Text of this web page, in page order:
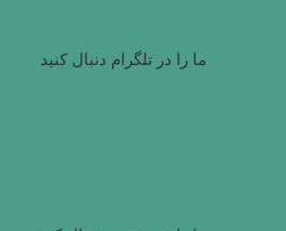
ما را در تلگرام دنبال کنید